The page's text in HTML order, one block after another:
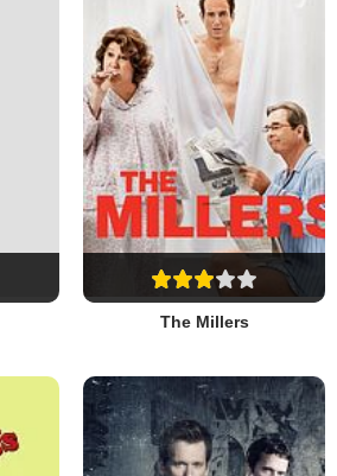
The Millers